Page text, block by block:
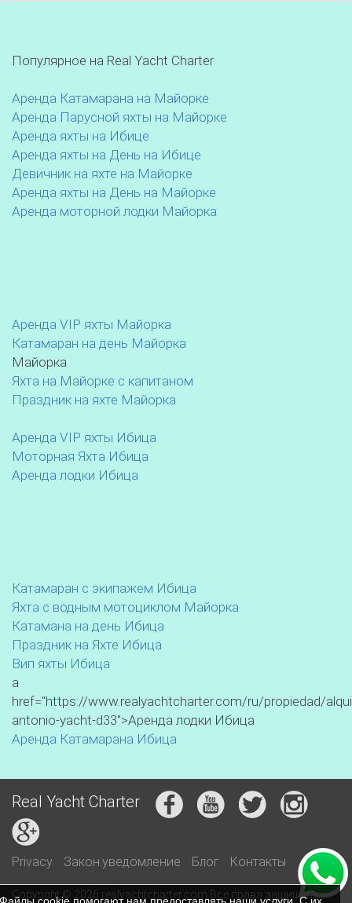
Популярное на Real Yacht Charter
Аренда Катамарана на Майорке
Аренда Парусной яхты на Майорке
Аренда яхты на Ибице
Аренда яхты на День на Ибице
Девичник на яхте на Майорке
Аренда яхты на День на Майорке
Аренда моторной лодки Майорка
Аренда VIP яхты Майорка
Катамаран на день Майорка
Майорка
Яхта на Майорке с капитаном
Праздник на яхте Майорка
Аренда VIP яхты Ибица
Моторная Яхта Ибица
Аренда лодки Ибица
Катамаран с экипажем Ибица
Яхта с водным мотоциклом Майорка
Катамана на день Ибица
Праздник на Яхте Ибица
Вип яхты Ибица
a
href="https://www.realyachtcharter.com/ru/propiedad/
antonio-yacht-d33">Аренда лодки Ибица
Аренда Катамарана Ибица
Real Yacht Charter
Privacy Закон.уведомление Блог Контакты
Copyright © 2026 realyachtcharter.com Все права защищены